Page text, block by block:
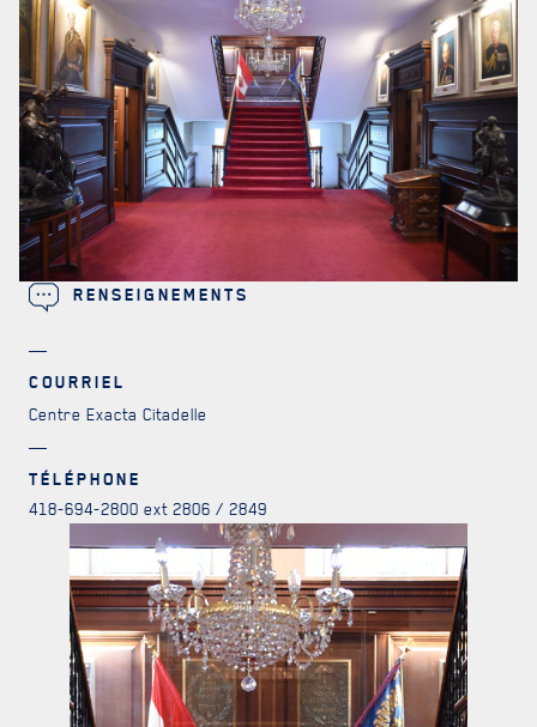
LA RÉGIEDU R22ER
ACTIVITÉS RÉGIMENTAIRES
OPÉRATION SOLIDARITÉ
MISSION SOCIALE
MAGASIN RÉGIMENTAIRE
PROGRAMMES DE LA RÉGIE
REVUE LA CITADELLE
REMISES AUX MEMBRES
CADEAUX POUR ANNÉES DE SERVICES
RENSEIGNEMENTS
COURRIEL
Centre Exacta Citadelle
TÉLÉPHONE
418-694-2800 ext 2806 / 2849